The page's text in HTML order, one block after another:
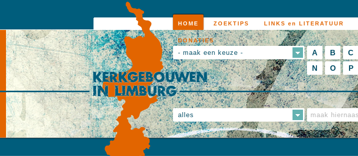
HOME ZOEKTIPS LINKS en LITERATUUR
DONATIES
- maak een keuze - A B C
N
O P
alles